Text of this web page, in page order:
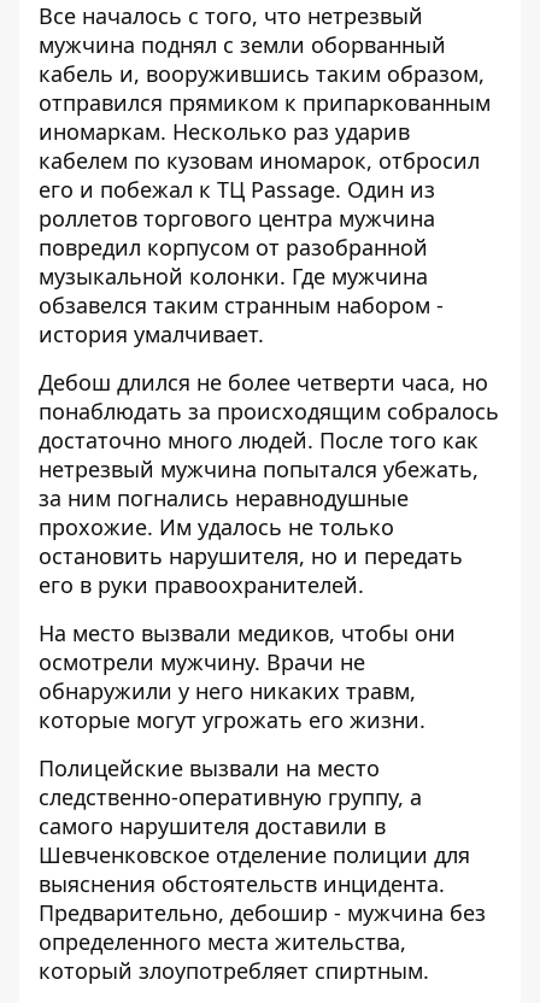
Все началось с того, что нетрезвый
мужчина поднял с земли оборванный
кабель и, вооружившись таким образом,
отправился прямиком к припаркованным
иномаркам. Несколько раз ударив
кабелем по кузовам иномарок, отбросил
его и побежал к ТЦ Passage. Один из
роллетов торгового центра мужчина
повредил корпусом от разобранной
музыкальной колонки. Где мужчина
обзавелся таким странным набором -
история умалчивает.
Дебош длился не более четверти часа, но
понаблюдать за происходящим собралось
достаточно много людей. После того как
нетрезвый мужчина попытался убежать,
за ним погнались неравнодушные
прохожие. Им удалось не только
остановить нарушителя, но и передать
его в руки правоохранителей.
На место вызвали медиков, чтобы они
осмотрели мужчину. Врачи не
обнаружили у него никаких травм,
которые могут угрожать его жизни.
Полицейские вызвали на место
следственно-оперативную группу, а
самого нарушителя доставили в
Шевченковское отделение полиции для
выяснения обстоятельств инцидента.
Предварительно, дебошир - мужчина без
определенного места жительства,
который злоупотребляет спиртным.